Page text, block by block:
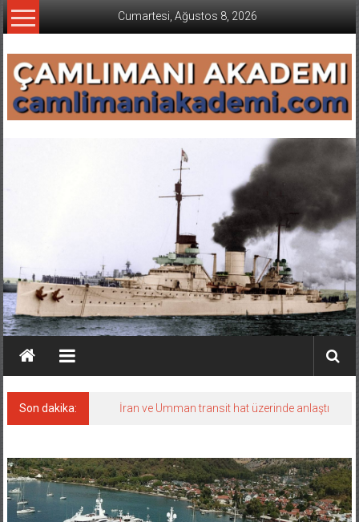
İçeriğe
geç
Cumartesi, Ağustos 8, 2026
Son dakika: İran ve Umman transit hat üzerinde anlaştı